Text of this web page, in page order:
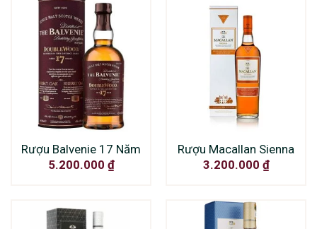
Rượu Balvenie 17 Năm
5.200.000 ₫
Rượu Macallan Sienna
3.200.000 ₫